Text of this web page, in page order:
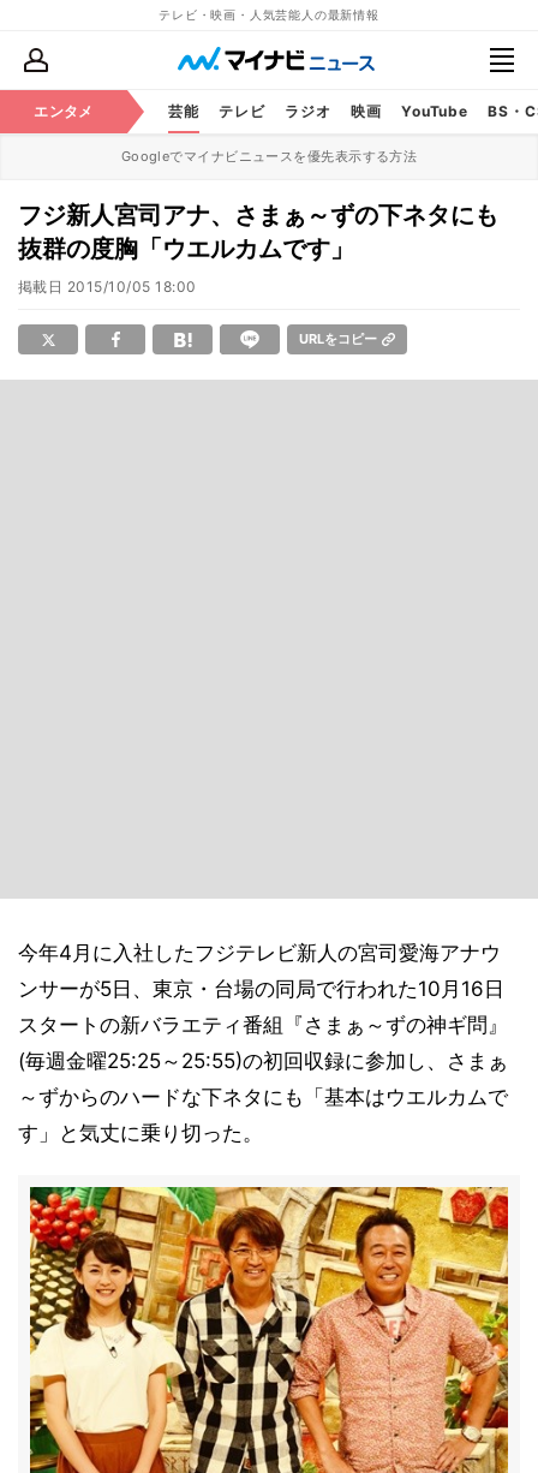
テレビ・映画・人気芸能人の最新情報
エンタメ 芸能 テレビ ラジオ 映画 YouTube BS・
Googleでマイナビニュースを優先表示する方法
フジ新人宮司アナ、さまぁ～ずの下ネタにも
抜群の度胸「ウエルカムです」
掲載日 2015/10/05 18:00
URLをコピー
今年4月に入社したフジテレビ新人の宮司愛海アナウ
ンサーが5日、東京・台場の同局で行われた10月16日
スタートの新バラエティ番組『さまぁ～ずの神ギ問』
(毎週金曜25:25～25:55)の初回収録に参加し、さまぁ
～ずからのハードな下ネタにも「基本はウエルカムで
す」と気丈に乗り切った。